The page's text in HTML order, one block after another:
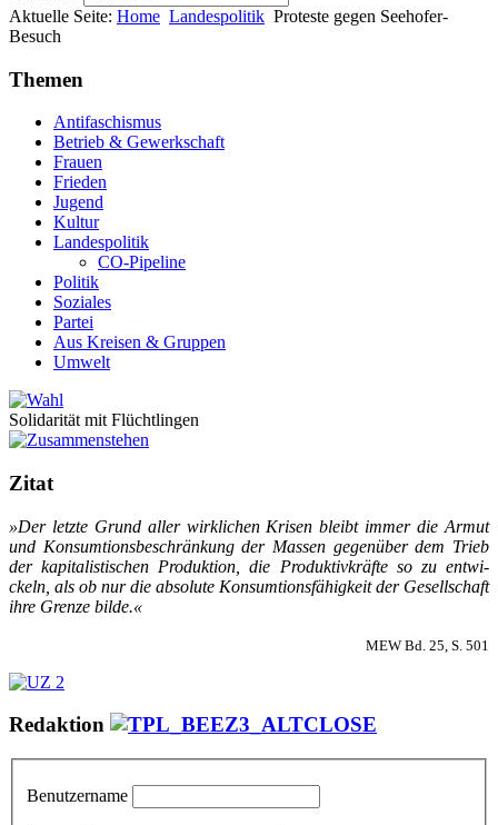
Aktuelle Seite: Home Landespolitik Proteste gegen Seehofer-
Besuch
Themen
Antifaschismus
Betrieb & Gewerkschaft
Frauen
Frieden
Jugend
Kultur
Landespolitik
CO-Pipeline
Politik
Soziales
Partei
Aus Kreisen & Gruppen
Umwelt
Solidarität mit Flüchtlingen
Zitat
»Der letz­te Grund al­ler wirk­li­chen Kri­sen bleibt im­mer die Ar­mut
und Kon­sum­­ti­ons­­be­­schrän­kung der Mas­sen ge­gen­über dem Trieb
der ka­pi­­ta­­lis­­ti­­schen Pro­duk­ti­on, die Pro­duk­­ti­v­kräf­te so zu ent­wi­
ckeln, als ob nur die ab­so­lu­te Kon­­sum­­ti­ons­­­fä­hi­g­keit der Ge­sel­l­­schaft
ih­re Gren­ze bil­de.«
MEW Bd. 25, S. 501
Redaktion
Benutzername